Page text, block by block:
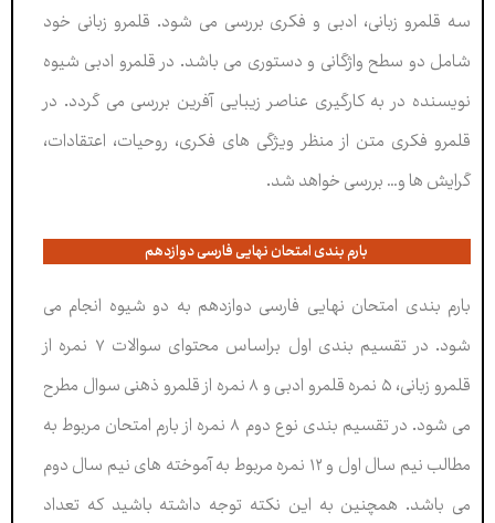
سه قلمرو زبانی، ادبی و فکری بررسی می شود. قلمرو زبانی خود
شامل دو سطح واژگانی و دستوری می باشد. در قلمرو ادبی شیوه
نویسنده در به کارگیری عناصر زیبایی آفرین بررسی می گردد. در
قلمرو فکری متن از منظر ویژگی های فکری، روحیات، اعتقادات،
گرایش ها و… بررسی خواهد شد.
بارم بندی امتحان نهایی فارسی دوازدهم
بارم بندی امتحان نهایی فارسی دوازدهم به دو شیوه انجام می
شود. در تقسیم بندی اول براساس محتوای سوالات ۷ نمره از
قلمرو زبانی، ۵ نمره قلمرو ادبی و ۸ نمره از قلمرو ذهنی سوال مطرح
می شود. در تقسیم بندی نوع دوم ۸ نمره از بارم امتحان مربوط به
مطالب نیم سال اول و ۱۲ نمره مربوط به آموخته های نیم سال دوم
می باشد. همچنین به این نکته توجه داشته باشید که تعداد